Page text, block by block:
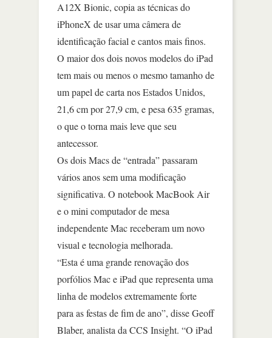
A12X Bionic, copia as técnicas do
iPhoneX de usar uma câmera de
identificação facial e cantos mais finos.
O maior dos dois novos modelos do iPad
tem mais ou menos o mesmo tamanho de
um papel de carta nos Estados Unidos,
21,6 cm por 27,9 cm, e pesa 635 gramas,
o que o torna mais leve que seu
antecessor.
Os dois Macs de “entrada” passaram
vários anos sem uma modificação
significativa. O notebook MacBook Air
e o mini computador de mesa
independente Mac receberam um novo
visual e tecnologia melhorada.
“Esta é uma grande renovação dos
porfólios Mac e iPad que representa uma
linha de modelos extremamente forte
para as festas de fim de ano”, disse Geoff
Blaber, analista da CCS Insight. “O iPad